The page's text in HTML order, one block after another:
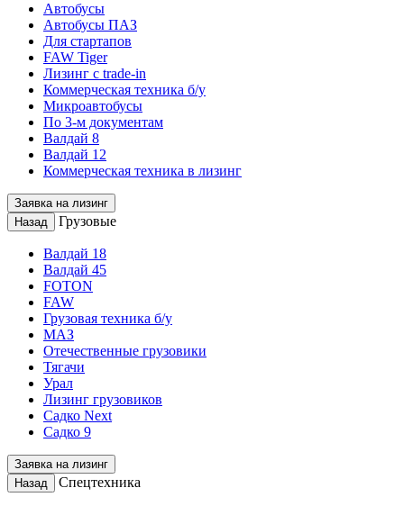
Автобусы
Автобусы ПАЗ
Для стартапов
FAW Tiger
Лизинг с trade-in
Коммерческая техника б/у
Микроавтобусы
По 3-м документам
Валдай 8
Валдай 12
Коммерческая техника в лизинг
Заявка на лизинг
Назад
Грузовые
Валдай 18
Валдай 45
FOTON
FAW
Грузовая техника б/у
МАЗ
Отечественные грузовики
Тягачи
Урал
Лизинг грузовиков
Садко Next
Садко 9
Заявка на лизинг
Назад
Спецтехника